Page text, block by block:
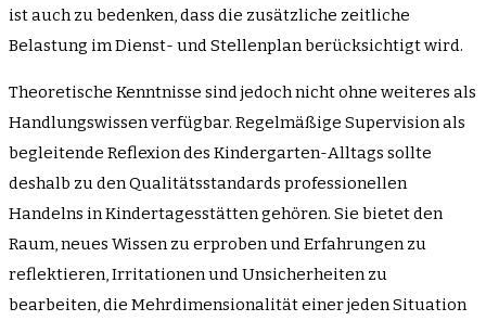
ist auch zu bedenken, dass die zusätzliche zeitliche
Belastung im Dienst- und Stellenplan berücksichtigt wird.
Theoretische Kenntnisse sind jedoch nicht ohne weiteres als
Handlungswissen verfügbar. Regelmäßige Supervision als
begleitende Reflexion des Kindergarten-Alltags sollte
deshalb zu den Qualitätsstandards professionellen
Handelns in Kindertagesstätten gehören. Sie bietet den
Raum, neues Wissen zu erproben und Erfahrungen zu
reflektieren, Irritationen und Unsicherheiten zu
bearbeiten, die Mehrdimensionalität einer jeden Situation